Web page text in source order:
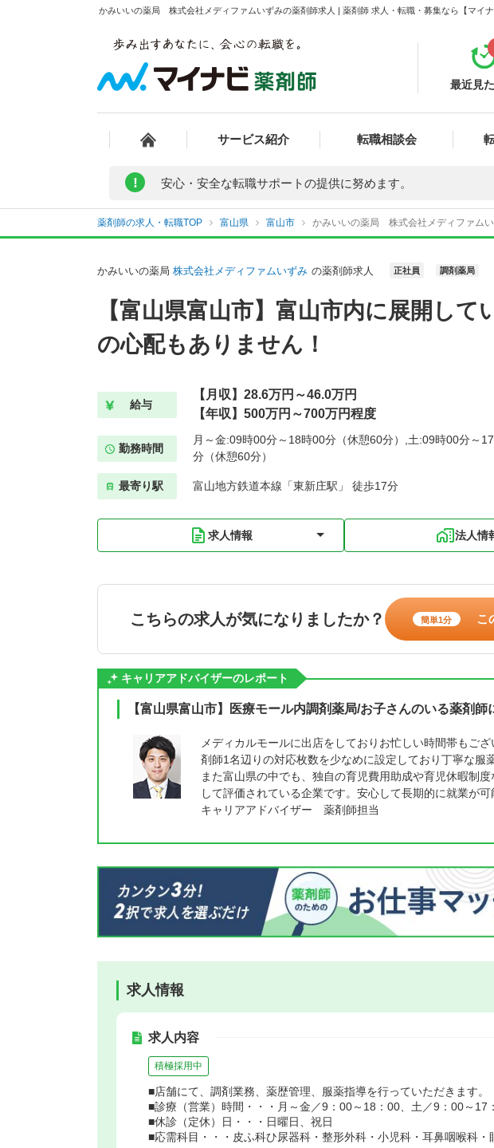
かみいいの薬局 株式会社メディファムいずみの薬剤師求人 | 薬剤師 求人・転職・募集なら【マイナ
最近見
サービス紹介 転職相談会
! 安心・安全な転職サポートの提供に努めます。
薬剤師の求人・転職TOP 富山県 富山市 かみいいの薬局 株式会社メディファム
かみいいの薬局 株式会社メディファムいずみ の薬剤師求人 正社員 調剤薬局
【富山県富山市】富山市内に展開し
の心配もありません！
給与
【月収】28.6万円～46.0万円
【年収】500万円～700万円程度
勤務時間
月～金:09時00分～18時00分（休憩60分）,土:09時00分～
分（休憩60分）
最寄り駅 富山地方鉄道本線「東新庄駅」 徒歩17分
求人情報 法人情
こちらの求人が気になりましたか？ 簡単1分 こ
キャリアアドバイザーのレポート
【富山県富山市】医療モール内調剤薬局/お子さんのいる薬剤師
メディカルモールに出店をしておりお忙しい時間帯もご
剤師1名辺りの対応枚数を少なめに設定しており丁寧な服
また富山県の中でも、独自の育児費用助成や育児休暇制
して評価されている企業です。安心して長期的に就業が可
キャリアアドバイザー 薬剤師担当
求人情報
求人内容
積極採用中
■店舗にて、調剤業務、薬歴管理、服薬指導を行っていただきます。
■診療（営業）時間・・・月～金／9：00～18：00、土／9：00～17
■休診（定休）日・・・日曜日、祝日
■応需科目・・・皮ふ科ひ尿器科・整形外科・小児科・耳鼻咽喉科